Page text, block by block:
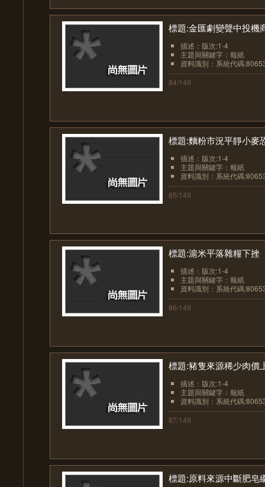
標題:金匯劇變聲中投機
描述：版次:1-4
主題與關鍵字：報紙
資料識別：系統代碼
84/149
標題:麵粉市況平靜小麥
描述：版次:1-4
主題與關鍵字：報紙
資料識別：系統代碼
85/149
標題:滬米平落雜糧下挫
描述：版次:1-4
主題與關鍵字：報紙
資料識別：系統代碼
86/149
標題:豬隻來源稀少肉價
描述：版次:1-4
主題與關鍵字：報紙
資料識別：系統代碼
87/149
標題:原料來源中斷肥皂